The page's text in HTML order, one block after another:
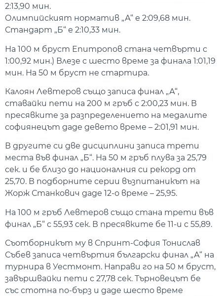
2:13,90 мин.
Олимпийският норматив „А“ е 2:09,68 мин.
Стандарт „Б“ е 2:10,33 мин.
На 100 м бруст Епитропов стана четвърти с
1:00,92 мин.) Влезе с шесто време за финала 1:01,19
мин. На 50 м бруст не стартира.
Калоян Левтеров също записа финал „А“,
ставайки пети на 200 м гръб с 2:00,23 мин. В
пресявките за разпределението на медалите
софиянецът даде девето време – 2:01,91 мин.
В другите си две дисциплини записа трети
места във финал „Б“. На 50 м гръб плува за 25,79
сек. и бе близо до националния си рекорд от
25,70. В подборните серии възпитаникът на
Жорж Станкович даде 12-о време – 25,95.
На 100 м гръб Левтеров също стана трети във
финал „Б“ с 55,93 сек. В пресявките бе 11-и с 55,89.
Съотборникът му в Спринт-София Тонислав
Събев записа четвъртия български финал „А“ на
турнира в Уестмонт. Направи го на 50 м бруст,
завършвайки пети с 27,78 сек. Търновецът бе
със стотна по-бърз и даде шесто време